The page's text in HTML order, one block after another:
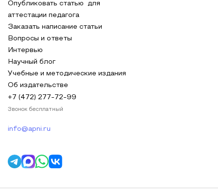
Опубликовать статью для
аттестации педагога
Заказать написание статьи
Вопросы и ответы
Интервью
Научный блог
Учебные и методические издания
Об издательстве
+7 (472) 277-72-99
Звонок бесплатный
info@apni.ru